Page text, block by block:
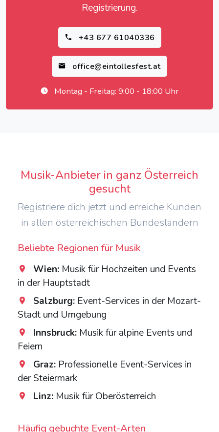
Registrierung.
+43 677 61040336
office@eintollesfest.at
Montag - Freitag: 9:00 - 18:00 Uhr
Musik-Anbieter in ganz Österreich
gesucht
Registriere dich jetzt und erreiche Kunden
in allen österreichischen Bundesländern
Beliebte Regionen für Musik
Wien: Musik für Hochzeiten und Events
in der Hauptstadt
Salzburg: Event-Services in der Mozart-
Stadt und Umgebung
Innsbruck: Musik für alpine Events und
Feiern
Graz: Professionelle Event-Services in
der Steiermark
Linz: Musik für Oberösterreich
Häufig gebuchte Event-Arten